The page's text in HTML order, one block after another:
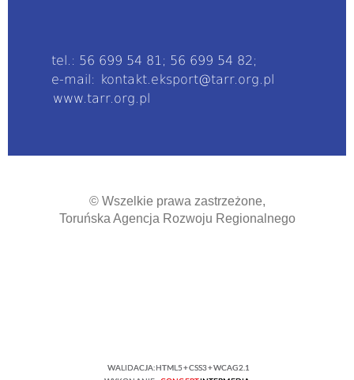
tel.: 56 699 54 81; 56 699 54 82;
e-mail:
kontakt.eksport@tarr.org.pl
www.tarr.org.pl
© Wszelkie prawa zastrzeżone,
Toruńska Agencja Rozwoju Regionalnego
WALIDACJA: HTML5 +CSS3+WCAG 2.1